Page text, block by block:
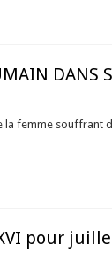
DANS
la femme
pour